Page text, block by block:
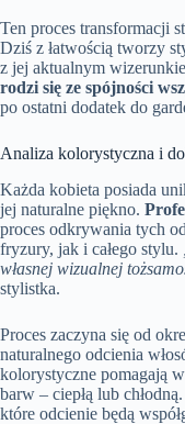
Ten proces transformacji
Dziś z łatwością tworzy
z jej aktualnym
rodzi się ze spójności
po ostatni dodatek do
Analiza kolorystyczna i
Każda kobieta posiada
jej naturalne piękno.
proces odkrywania tych
fryzury, jak i całego stylu.
własnej wizualnej
stylistka.
Proces zaczyna się od
naturalnego odcienia
kolorystyczne pomagają
barw – ciepłą lub
które odcienie będą